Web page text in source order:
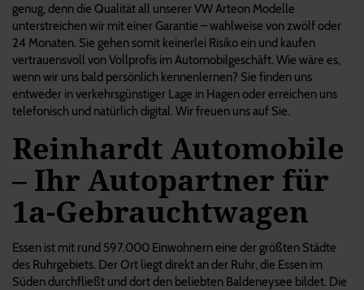
genug, denn die Qualität all unserer VW Arteon Modelle
unterstreichen wir mit einer Garantie – wahlweise von zwölf oder
24 Monaten. Sie gehen somit keinerlei Risiko ein und kaufen
vertrauensvoll von Vollprofis im Automobilgeschäft. Wie wäre es,
wenn wir uns bald persönlich kennenlernen? Sie finden uns
entweder in verkehrsgünstiger Lage in Hagen oder erreichen uns
telefonisch und natürlich digital. Wir freuen uns auf Sie.
Reinhardt Automobile
– Ihr Autopartner für
1a-Gebrauchtwagen
Essen ist mit rund 597.000 Einwohnern eine der größten Städte
des Ruhrgebiets. Der Ort liegt direkt an der Ruhr, die Essen im
Süden durchfließt und dort den beliebten Baldeneysee bildet. Die